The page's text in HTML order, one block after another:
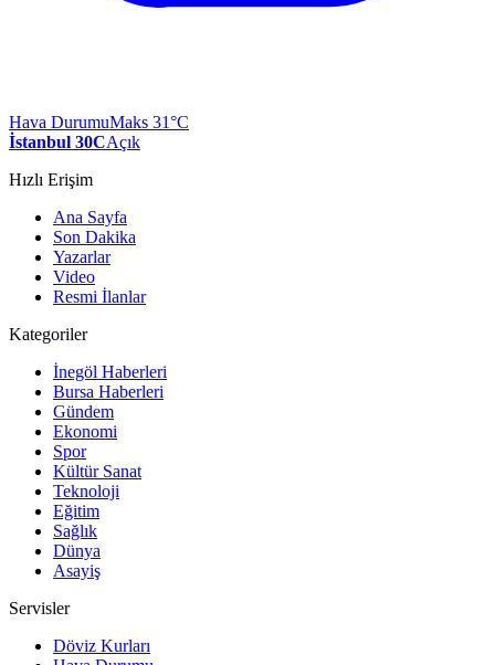
Hava DurumuMaks 31°C
İstanbul 30CAçık
Hızlı Erişim
Ana Sayfa
Son Dakika
Yazarlar
Video
Resmi İlanlar
Kategoriler
İnegöl Haberleri
Bursa Haberleri
Gündem
Ekonomi
Spor
Kültür Sanat
Teknoloji
Eğitim
Sağlık
Dünya
Asayiş
Servisler
Döviz Kurları